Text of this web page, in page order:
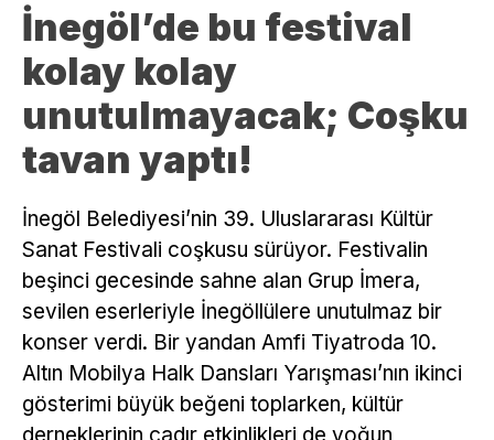
İnegöl’de bu festival
kolay kolay
unutulmayacak; Coşku
tavan yaptı!
İnegöl Belediyesi’nin 39. Uluslararası Kültür
Sanat Festivali coşkusu sürüyor. Festivalin
beşinci gecesinde sahne alan Grup İmera,
sevilen eserleriyle İnegöllülere unutulmaz bir
konser verdi. Bir yandan Amfi Tiyatroda 10.
Altın Mobilya Halk Dansları Yarışması’nın ikinci
gösterimi büyük beğeni toplarken, kültür